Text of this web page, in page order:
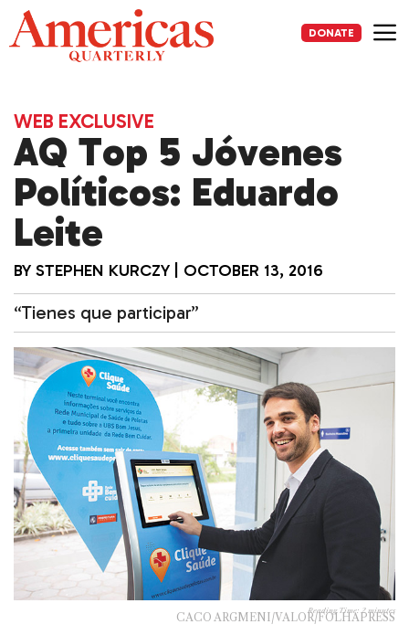
Skip
to
content
DONATE
WEB EXCLUSIVE
AQ Top 5 Jóvenes
Políticos: Eduardo
Leite
BY STEPHEN KURCZY OCTOBER 13, 2016
“Tienes que participar”
Reading Time:2 minutes
CACO ARGMENI/VALOR/FOLHAPRESS